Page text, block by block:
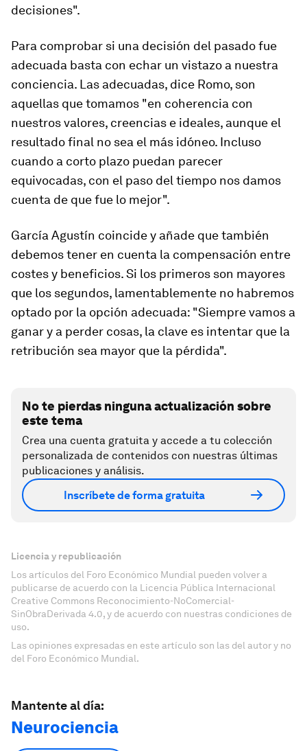
decisiones".
Para comprobar si una decisión del pasado fue
adecuada basta con echar un vistazo a nuestra
conciencia. Las adecuadas, dice Romo, son
aquellas que tomamos "en coherencia con
nuestros valores, creencias e ideales, aunque el
resultado final no sea el más idóneo. Incluso
cuando a corto plazo puedan parecer
equivocadas, con el paso del tiempo nos damos
cuenta de que fue lo mejor".
García Agustín coincide y añade que también
debemos tener en cuenta la compensación entre
costes y beneficios. Si los primeros son mayores
que los segundos, lamentablemente no habremos
optado por la opción adecuada: "Siempre vamos a
ganar y a perder cosas, la clave es intentar que la
retribución sea mayor que la pérdida".
No te pierdas ninguna actualización sobre
este tema
Crea una cuenta gratuita y accede a tu colección
personalizada de contenidos con nuestras últimas
publicaciones y análisis.
Inscríbete de forma gratuita
Licencia y republicación
Los artículos del Foro Económico Mundial pueden volver a
publicarse de acuerdo con la Licencia Pública Internacional
Creative Commons Reconocimiento-NoComercial-
SinObraDerivada 4.0, y de acuerdo con nuestras condiciones de
uso.
Las opiniones expresadas en este artículo son las del autor y no
del Foro Económico Mundial.
Mantente al día:
Neurociencia